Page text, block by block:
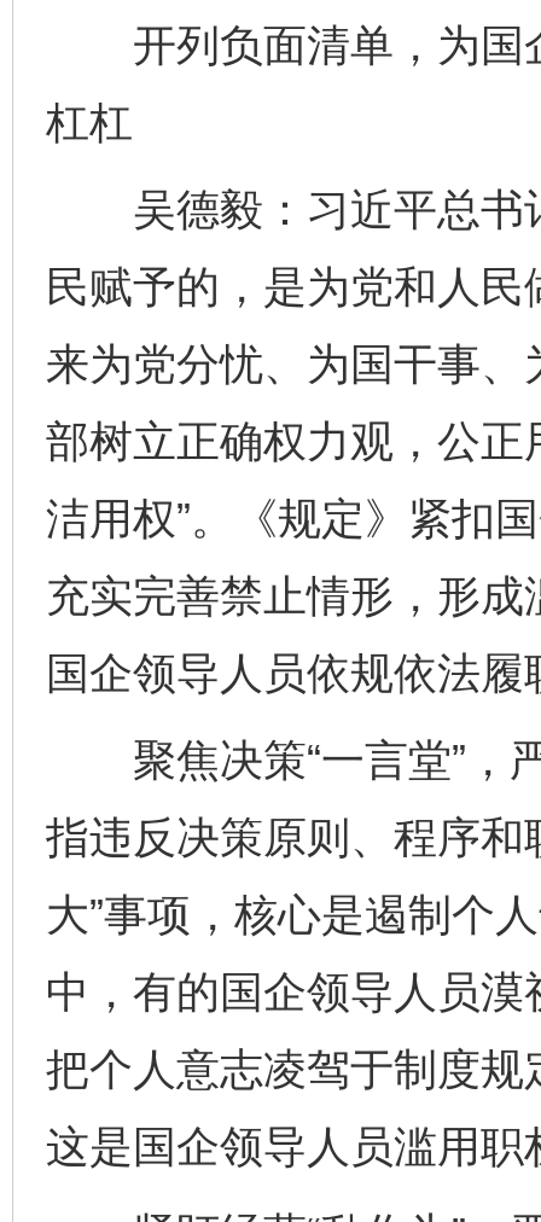
开列负面清单，为国
杠杠
吴德毅：习近平总书
民赋予的，是为党和人
来为党分忧、为国干事、
部树立正确权力观，公
洁用权”。《规定》紧扣
充实完善禁止情形，形
国企领导人员依规依法
聚焦决策“一言堂”，
指违反决策原则、程序和
大”事项，核心是遏制个
中，有的国企领导人员
把个人意志凌驾于制度规
这是国企领导人员滥用